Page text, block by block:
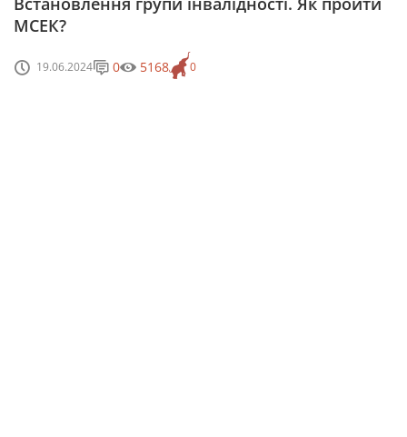
МСЕК?
19.06.2024 0
0 5168